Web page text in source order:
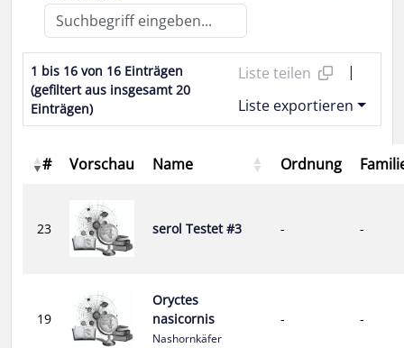
1 bis 16 von 16 Einträgen
(gefiltert aus insgesamt 20
Einträgen)
Liste teilen
|
Liste exportieren
# Vorschau Name Ordnung
23 serol Testet #3 - -
19
Oryctes
nasicornis
Nashornkäfer
- -